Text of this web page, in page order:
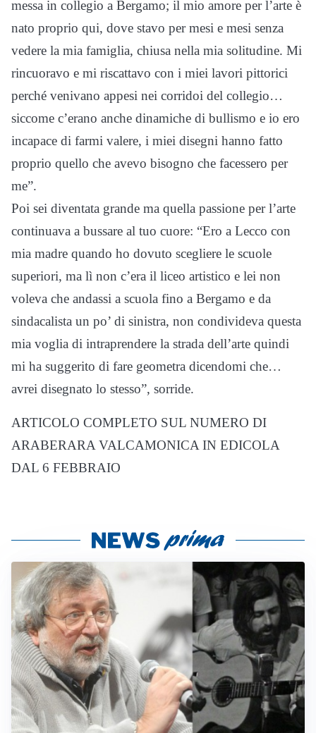
messa in collegio a Bergamo; il mio amore per l’arte è
nato proprio qui, dove stavo per mesi e mesi senza
vedere la mia famiglia, chiusa nella mia solitudine. Mi
rincuoravo e mi riscattavo con i miei lavori pittorici
perché venivano appesi nei corridoi del collegio…
siccome c’erano anche dinamiche di bullismo e io ero
incapace di farmi valere, i miei disegni hanno fatto
proprio quello che avevo bisogno che facessero per
me”.
Poi sei diventata grande ma quella passione per l’arte
continuava a bussare al tuo cuore: “Ero a Lecco con
mia madre quando ho dovuto scegliere le scuole
superiori, ma lì non c’era il liceo artistico e lei non
voleva che andassi a scuola fino a Bergamo e da
sindacalista un po’ di sinistra, non condivideva questa
mia voglia di intraprendere la strada dell’arte quindi
mi ha suggerito di fare geometra dicendomi che…
avrei disegnato lo stesso”, sorride.
ARTICOLO COMPLETO SUL NUMERO DI
ARABERARA VALCAMONICA IN EDICOLA
DAL 6 FEBBRAIO